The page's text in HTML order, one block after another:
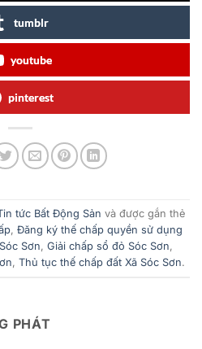
tumblr
youtube
pinterest
tức Bất Động Sản và được gắn thẻ
, Đăng ký thế chấp quyền sử dụng
Sơn, Giải chấp sổ đỏ Sóc Sơn,
, Thủ tục thế chấp đất Xã Sóc Sơn.
PHÁT